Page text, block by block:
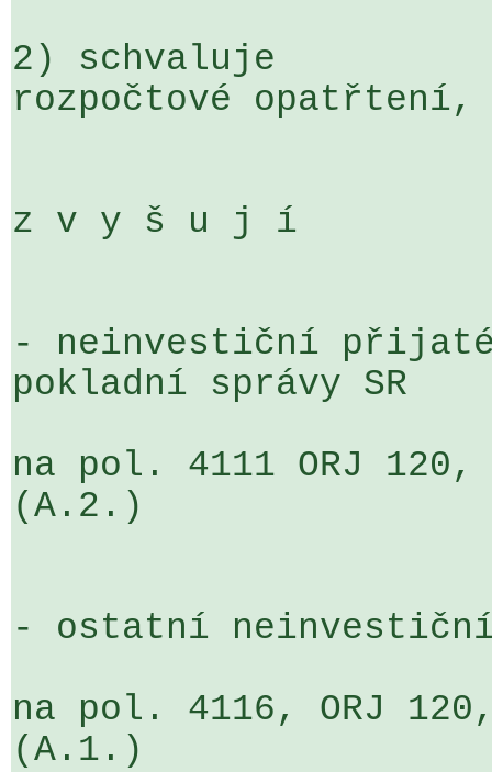
2) schvaluje
rozpočtové opatřtení,
z v y š u j í
- neinvestiční
pokladní správy SR
na pol. 4111 ORJ
(A.2.)
- ostatní
na pol. 4116, ORJ
(A.1.)